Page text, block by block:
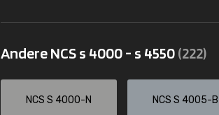
Andere NCS s 4000 - s 4550(222)
NCS S 4000-N NCS S 4005-B